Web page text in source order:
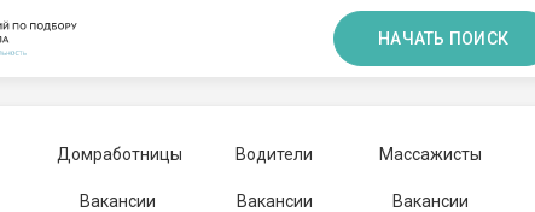
НАЧАТЬ ПОИСК
Домработницы Водители Массажисты
Вакансии
Вакансии
Вакансии